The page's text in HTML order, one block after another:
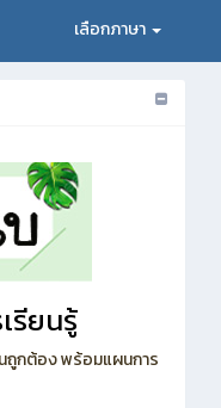
เลือกภาษา
รียนรู้
กต้อง พร้อมแผนการ